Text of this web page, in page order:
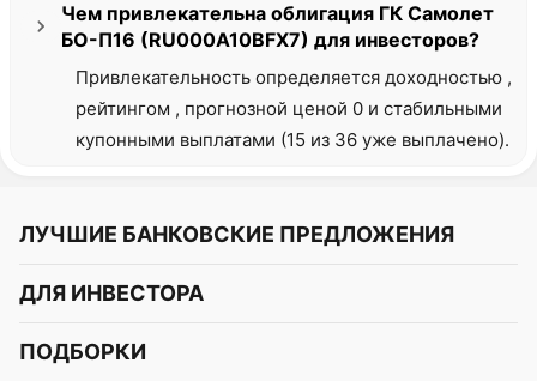
Чем привлекательна облигация ГК Самолет
БО-П16 (RU000A10BFX7) для инвесторов?
Привлекательность определяется доходностью ,
рейтингом , прогнозной ценой 0 и стабильными
купонными выплатами (15 из 36 уже выплачено).
ЛУЧШИЕ БАНКОВСКИЕ ПРЕДЛОЖЕНИЯ
Альфа-Банк
СБЕР
ДЛЯ ИНВЕСТОРА
Курс акций
ПОДБОРКИ